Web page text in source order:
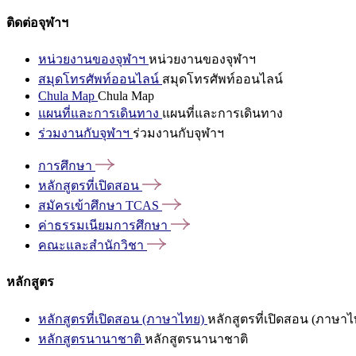
ติดต่อจุฬาฯ
หน่วยงานของจุฬาฯ หน่วยงานของจุฬาฯ
สมุดโทรศัพท์ออนไลน์ สมุดโทรศัพท์ออนไลน์
Chula Map Chula Map
แผนที่และการเดินทาง แผนที่และการเดินทาง
ร่วมงานกับจุฬาฯ ร่วมงานกับจุฬาฯ
การศึกษา
หลักสูตรที่เปิดสอน
สมัครเข้าศึกษา TCAS
ค่าธรรมเนียมการศึกษา
คณะและสำนักวิชา
หลักสูตร
หลักสูตรที่เปิดสอน (ภาษาไทย) หลักสูตรที่เปิดสอน (ภาษาไ
หลักสูตรนานาชาติ หลักสูตรนานาชาติ